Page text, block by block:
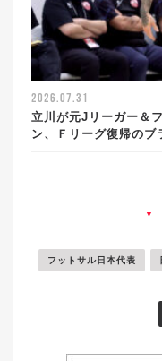
2026.07.31
立川が元Jリーガー＆
ン、Ｆリーグ復帰の
▼
フットサル日本代表